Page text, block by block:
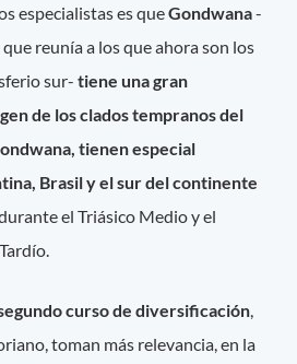
especialistas es queGondwana-
reunía a los que ahora son los
sur-tiene una gran
de los clados tempranos del
tienen especial
Brasil y el sur del continente
el Triásico Medio y el
curso de diversificación,
toman más relevancia, en la